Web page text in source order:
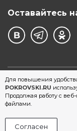
Для повышения
POKROVSKI.RU
Продолжая работу с
файлами.
Согласен
Оставайтесь
©1997 - 2026